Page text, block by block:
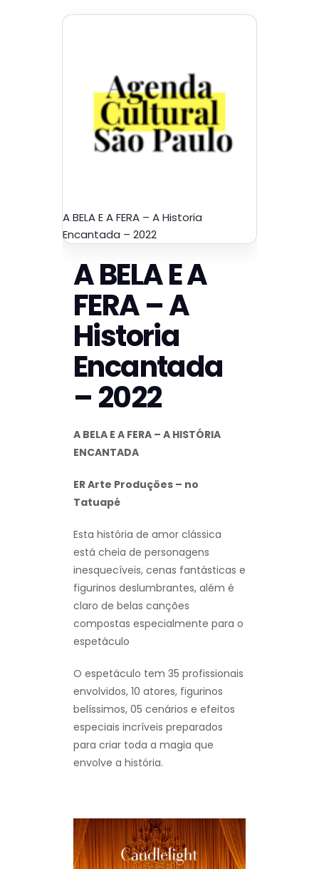
A BELA E A FERA – A Historia
Encantada – 2022
A BELA E A
FERA – A
Historia
Encantada
– 2022
A BELA E A FERA – A HISTÓRIA
ENCANTADA
ER Arte Produções – no
Tatuapé
Esta história de amor clássica
está cheia de personagens
inesquecíveis, cenas fantásticas e
figurinos deslumbrantes, além é
claro de belas canções
compostas especialmente para o
espetáculo
O espetáculo tem 35 profissionais
envolvidos, 10 atores, figurinos
belíssimos, 05 cenários e efeitos
especiais incríveis preparados
para criar toda a magia que
envolve a história.